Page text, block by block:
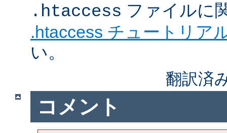
.htaccess ファイルに
.htaccess チュートリア
い。
翻訳済
コメント